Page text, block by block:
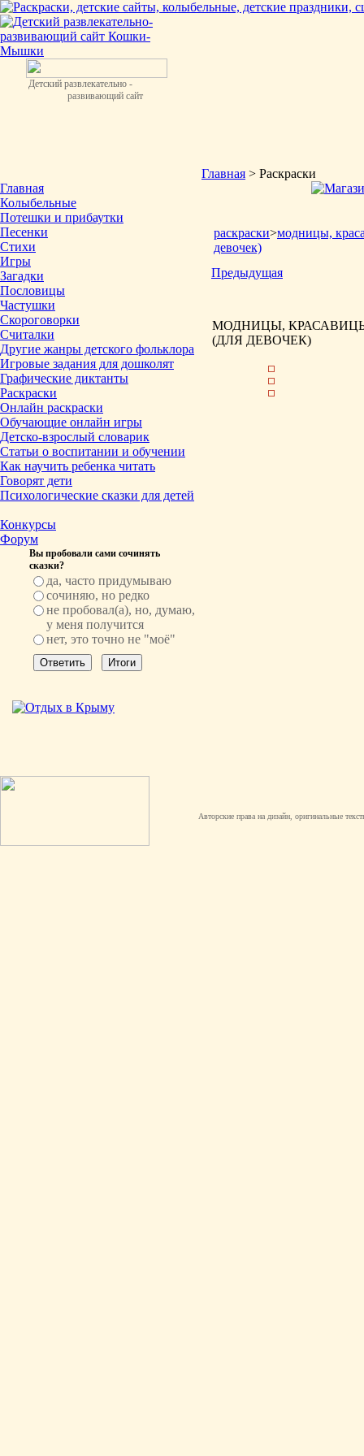
Детский развлекательно -
развивающий сайт
Главная
Колыбельные
Потешки и прибаутки
Песенки
Стихи
Игры
Загадки
Пословицы
Частушки
Скороговорки
Считалки
Другие жанры детского фольклора
Игровые задания для дошколят
Графические диктанты
Раскраски
Онлайн раскраски
Обучающие онлайн игры
Детско-взрослый словарик
Статьи о воспитании и обучении
Как научить ребенка читать
Говорят дети
Психологические сказки для детей
Конкурсы
Форум
Вы пробовали сами сочинять
сказки?
да, часто придумываю
сочиняю, но редко
не пробовал(а), но, думаю,
у меня получится
нет, это точно не "моё"
Главная > Раскраски
раскраски>модницы,
девочек)
Предыдущая
МОДНИЦЫ,
(ДЛЯ ДЕВОЧЕК)
Авторские права на дизайн, оригинальные